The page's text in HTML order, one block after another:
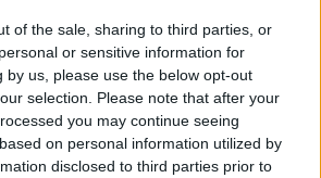
of the sale, sharing to third parties, or
or sensitive information for
by us, please use the below opt-out
selection. Please note that after your
you may continue seeing
on personal information utilized by
disclosed to third parties prior to
az RTL.hu az elsők között
találatokban!